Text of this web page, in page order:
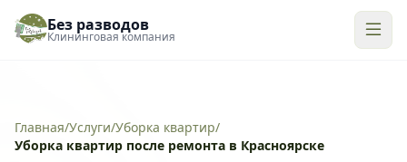
Без разводов
Клининговая компания
Главная/Услуги/Уборка квартир/
Уборка квартир после ремонта в Красноярске